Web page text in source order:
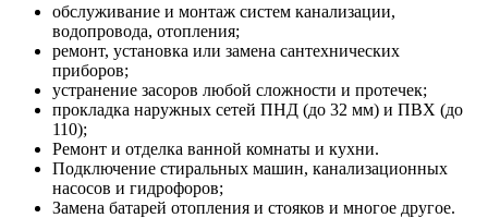
обслуживание и монтаж систем канализации,
водопровода, отопления;
ремонт, установка или замена сантехнических
приборов;
устранение засоров любой сложности и протечек;
прокладка наружных сетей ПНД (до 32 мм) и ПВХ (до
110);
Ремонт и отделка ванной комнаты и кухни.
Подключение стиральных машин, канализационных
насосов и гидрофоров;
Замена батарей отопления и стояков и многое другое.